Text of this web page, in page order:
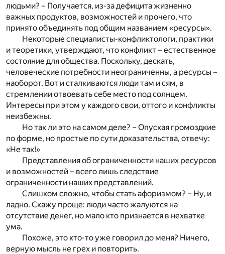
людьми? – Получается, из-за дефицита жизненно
важных продуктов, возможностей и прочего, что
принято объединять под общим названием «ресурсы».
Некоторые специалисты-конфликтологи, практики
и теоретики, утверждают, что конфликт – естественное
состояние для общества. Поскольку, дескать,
человеческие потребности неограниченны, а ресурсы –
наоборот. Вот и сталкиваются люди там и сям, в
стремлении отвоевать себе место под солнцем.
Интересы при этом у каждого свои, оттого и конфликты
неизбежны.
Но так ли это на самом деле? – Опуская громоздкие
по форме, но простые по сути доказательства, отвечу:
«Не так!»
Представления об ограниченности наших ресурсов
и возможностей – всего лишь следствие
ограниченности наших представлений.
Слишком сложно, чтобы стать афоризмом? – Ну, и
ладно. Скажу проще: люди часто жалуются на
отсутствие денег, но мало кто признается в нехватке
ума.
Похоже, это кто-то уже говорил до меня? Ничего,
верную мысль не грех и повторить.